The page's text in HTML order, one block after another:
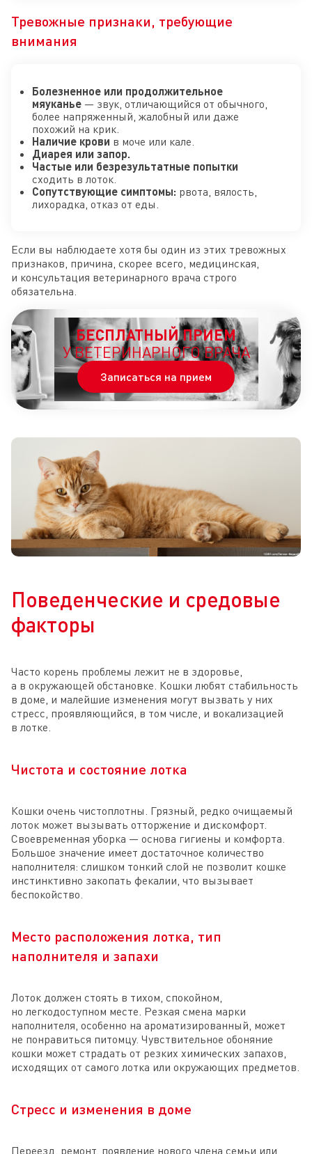
Тревожные признаки, требующие
внимания
Болезненное или продолжительное
мяуканье — звук, отличающийся от обычного,
более напряженный, жалобный или даже
похожий на крик.
Наличие крови в моче или кале.
Диарея или запор.
Частые или безрезультатные попытки
сходить в лоток.
Сопутствующие симптомы: рвота, вялость,
лихорадка, отказ от еды.
Если вы наблюдаете хотя бы один из этих тревожных
признаков, причина, скорее всего, медицинская,
и консультация ветеринарного врача строго
обязательна.
БЕСПЛАТНЫЙ ПРИЕМ
У ВЕТЕРИНАРНОГО ВРАЧА
Записаться на прием
Поведенческие и средовые
факторы
Часто корень проблемы лежит не в здоровье,
а в окружающей обстановке. Кошки любят стабильность
в доме, и малейшие изменения могут вызвать у них
стресс, проявляющийся, в том числе, и вокализацией
в лотке.
Чистота и состояние лотка
Кошки очень чистоплотны. Грязный, редко очищаемый
лоток может вызывать отторжение и дискомфорт.
Своевременная уборка — основа гигиены и комфорта.
Большое значение имеет достаточное количество
наполнителя: слишком тонкий слой не позволит кошке
инстинктивно закопать фекалии, что вызывает
беспокойство.
Место расположения лотка, тип
наполнителя и запахи
Лоток должен стоять в тихом, спокойном,
но легкодоступном месте. Резкая смена марки
наполнителя, особенно на ароматизированный, может
не понравиться питомцу. Чувствительное обоняние
кошки может страдать от резких химических запахов,
исходящих от самого лотка или окружающих предметов.
Стресс и изменения в доме
Переезд, ремонт, появление нового члена семьи или